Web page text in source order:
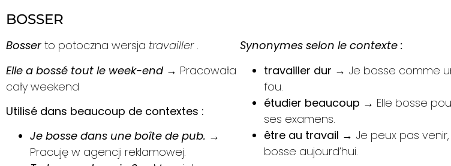
BOSSER
Bosser to potoczna wersja travailler.
Elle a bossé tout le week-end→ Pracowała
cały weekend
Utilisé dans beaucoup de contextes :
Je bosse dans une boîte de pub. →
Pracuję w agencji reklamowej.
Synonymes selon le contexte :
travailler dur → Je bosse comme
fou.
étudier beaucoup → Elle bosse
ses examens.
être au travail → Je peux pas venir,
bosse aujourd’hui.